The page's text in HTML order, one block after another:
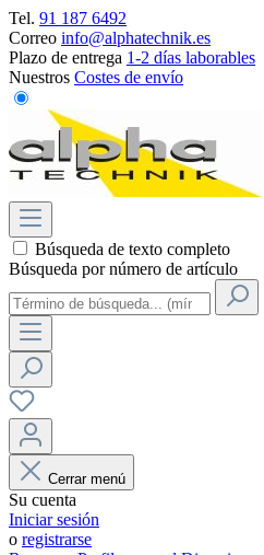
Tel. 91 187 6492
Correo info@alphatechnik.es
Plazo de entrega 1-2 días laborables
Nuestros Costes de envío
Búsqueda de texto completo
Búsqueda por número de artículo
Cerrar menú
Su cuenta
Iniciar sesión
o registrarse